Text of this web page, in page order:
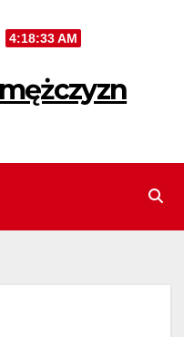
4:18:34 AM